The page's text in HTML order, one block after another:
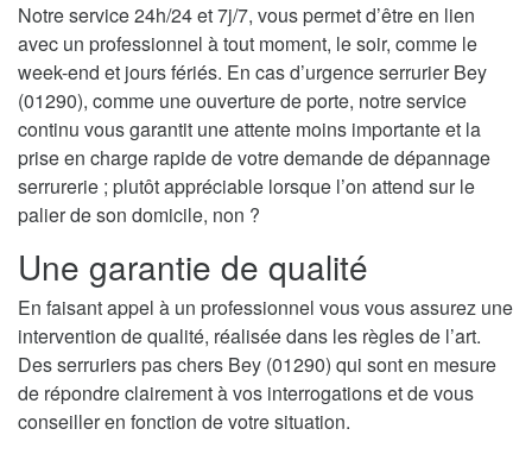
Notre service 24h/24 et 7j/7, vous permet d’être en lien
avec un professionnel à tout moment, le soir, comme le
week-end et jours fériés. En cas d’urgence serrurier Bey
(01290), comme une ouverture de porte, notre service
continu vous garantit une attente moins importante et la
prise en charge rapide de votre demande de dépannage
serrurerie ; plutôt appréciable lorsque l’on attend sur le
palier de son domicile, non ?
Une garantie de qualité
En faisant appel à un professionnel vous vous assurez une
intervention de qualité, réalisée dans les règles de l’art.
Des serruriers pas chers Bey (01290) qui sont en mesure
de répondre clairement à vos interrogations et de vous
conseiller en fonction de votre situation.